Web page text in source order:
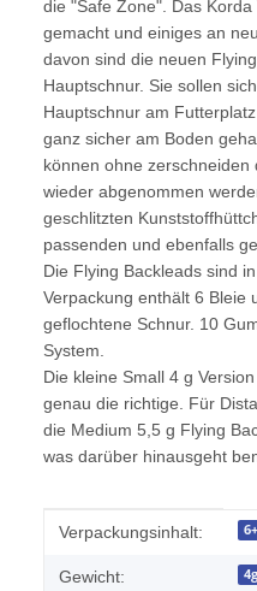
die "Safe Zone". Das
gemacht und einiges an
davon sind die neuen
Hauptschnur. Sie sollen
Hauptschnur am
ganz sicher am Boden
können ohne
wieder abgenommen
geschlitzten
passenden und ebenfalls
Die Flying Backleads sind
Verpackung enthält 6 Bleie
geflochtene Schnur. 10
System.
Die kleine Small 4 g
genau die richtige. Für
die Medium 5,5 g Flying
was darüber hinausgeht
Produkteigenschaft
Wert
Verpackungsinhalt:
Gewicht: 4g